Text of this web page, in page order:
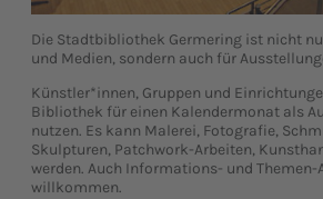
Die Stadtbibliothek Germering ist nicht
und Medien, sondern auch für
Künstler*innen, Gruppen und
Bibliothek für einen Kalendermonat als
nutzen. Es kann Malerei, Fotografie,
Skulpturen, Patchwork-Arbeiten,
werden. Auch Informations- und
willkommen.